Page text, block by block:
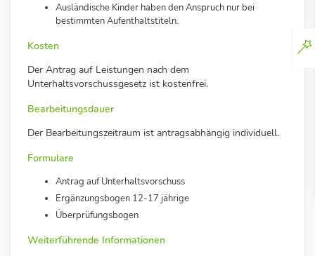
Ausländische Kinder haben den Anspruch nur bei
bestimmten Aufenthaltstiteln.
Kosten
Der Antrag auf Leistungen nach dem
Unterhaltsvorschussgesetz ist kostenfrei.
Bearbeitungsdauer
Der Bearbeitungszeitraum ist antragsabhängig individuell.
Formulare
Antrag auf Unterhaltsvorschuss
Ergänzungsbogen 12-17 jährige
Überprüfungsbogen
Weiterführende Informationen